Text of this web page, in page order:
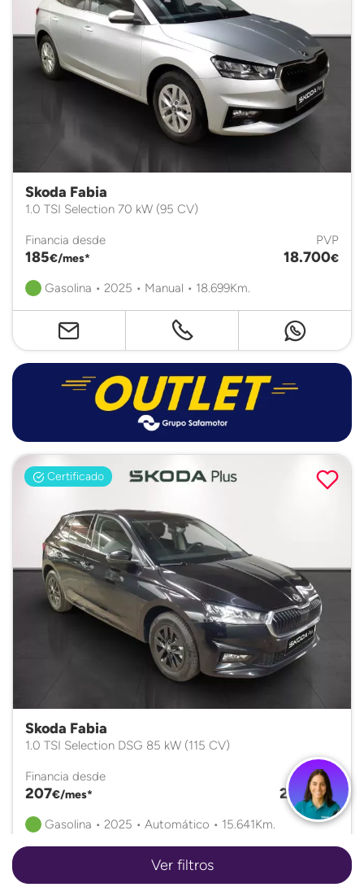
Skoda Fabia
1.0 TSI Selection 70 kW (95 CV)
Financia desde
185€/mes*
PVP
18.700€
Gasolina • 2025 • Manual • 18.699Km.
Certificado
Skoda Fabia
1.0 TSI Selection DSG 85 kW (115 CV)
Financia desde
207€/mes*
PVP
20.900€
Gasolina • 2025 • Automático • 15.641Km.
Ver filtros